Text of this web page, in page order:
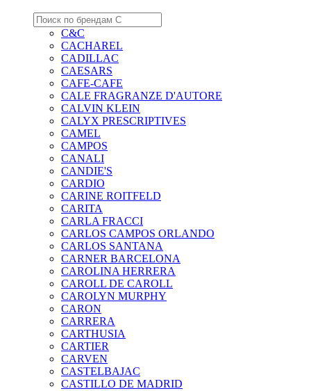
C&C
CACHAREL
CADILLAC
CAESARS
CAFE-CAFE
CALE FRAGRANZE D'AUTORE
CALVIN KLEIN
CALYX PRESCRIPTIVES
CAMEL
CAMPOS
CANALI
CANDIE'S
CARDIO
CARINE ROITFELD
CARITA
CARLA FRACCI
CARLOS CAMPOS ORLANDO
CARLOS SANTANA
CARNER BARCELONA
CAROLINA HERRERA
CAROLL DE CAROLL
CAROLYN MURPHY
CARON
CARRERA
CARTHUSIA
CARTIER
CARVEN
CASTELBAJAC
CASTILLO DE MADRID